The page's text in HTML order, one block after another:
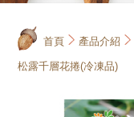
首頁 產品介紹
松露千層花捲(冷凍品)